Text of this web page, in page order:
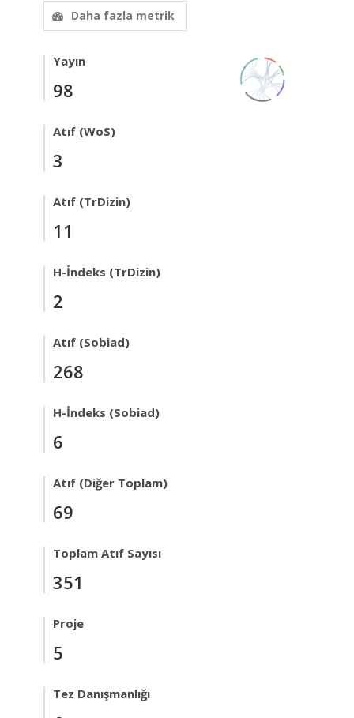
Daha fazla metrik
Yayın
98
Atıf (WoS)
3
Atıf (TrDizin)
11
H-İndeks (TrDizin)
2
Atıf (Sobiad)
268
H-İndeks (Sobiad)
6
Atıf (Diğer Toplam)
69
Toplam Atıf Sayısı
351
Proje
5
Tez Danışmanlığı